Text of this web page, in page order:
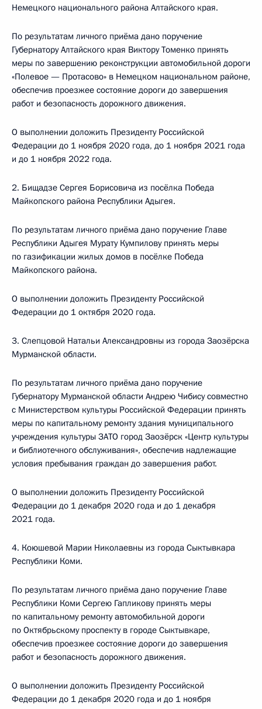
Немецкого национального района Алтайского края.
По результатам личного приёма дано поручение
Губернатору Алтайского края Виктору Томенко принять
меры по завершению реконструкции автомобильной дороги
«Полевое — Протасово» в Немецком национальном районе,
обеспечив проезжее состояние дороги до завершения
работ и безопасность дорожного движения.
О выполнении доложить Президенту Российской
Федерации до 1 ноября 2020 года, до 1 ноября 2021 года
и до 1 ноября 2022 года.
2. Бищадзе Сергея Борисовича из посёлка Победа
Майкопского района Республики Адыгея.
По результатам личного приёма дано поручение Главе
Республики Адыгея Мурату Кумпилову принять меры
по газификации жилых домов в посёлке Победа
Майкопского района.
О выполнении доложить Президенту Российской
Федерации до 1 октября 2020 года.
3. Слепцовой Натальи Александровны из города Заозёрска
Мурманской области.
По результатам личного приёма дано поручение
Губернатору Мурманской области Андрею Чибису совместно
с Министерством культуры Российской Федерации принять
меры по капитальному ремонту здания муниципального
учреждения культуры ЗАТО город Заозёрск «Центр культуры
и библиотечного обслуживания», обеспечив надлежащие
условия пребывания граждан до завершения работ.
О выполнении доложить Президенту Российской
Федерации до 1 декабря 2020 года и до 1 декабря
2021 года.
4. Коюшевой Марии Николаевны из города Сыктывкара
Республики Коми.
По результатам личного приёма дано поручение Главе
Республики Коми Сергею Гапликову принять меры
по капитальному ремонту автомобильной дороги
по Октябрьскому проспекту в городе Сыктывкаре,
обеспечив проезжее состояние дороги до завершения
работ и безопасность дорожного движения.
О выполнении доложить Президенту Российской
Федерации до 1 декабря 2020 года и до 1 ноября